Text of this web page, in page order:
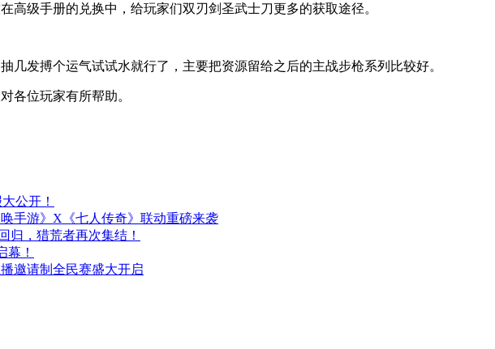
高级手册的兑换中，给玩家们双刃剑圣武士刀更多的获取途径。
发搏个运气试试水就行了，主要把资源留给之后的主战步枪系列比较好。
各位玩家有所帮助。
公开！
手游》X《七人传奇》联动重磅来袭
归，猎荒者再次集结！
幕！
邀请制全民赛盛大开启